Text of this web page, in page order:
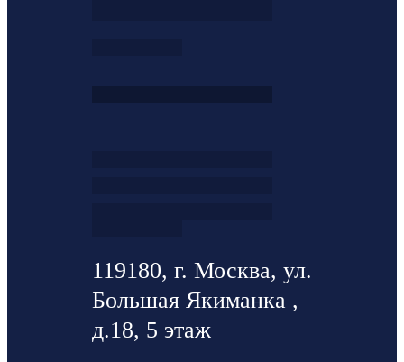
119180, г. Москва, ул.
Большая Якиманка ,
д.18, 5 этаж